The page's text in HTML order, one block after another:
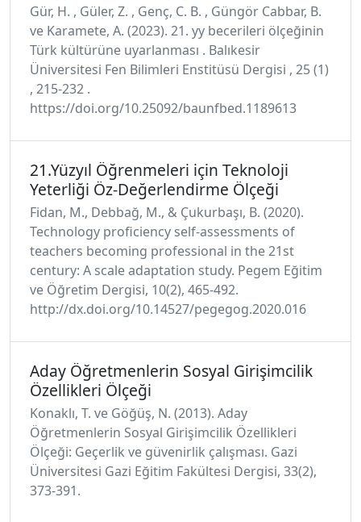
Gür, H. , Güler, Z. , Genç, C. B. , Güngör Cabbar, B.
ve Karamete, A. (2023). 21. yy becerileri ölçeğinin
Türk kültürüne uyarlanması . Balıkesir
Üniversitesi Fen Bilimleri Enstitüsü Dergisi , 25 (1)
, 215-232 .
https://doi.org/10.25092/baunfbed.1189613
21.Yüzyıl Öğrenmeleri için Teknoloji
Yeterliği Öz-Değerlendirme Ölçeği
Fidan, M., Debbağ, M., & Çukurbaşı, B. (2020).
Technology proficiency self-assessments of
teachers becoming professional in the 21st
century: A scale adaptation study. Pegem Eğitim
ve Öğretim Dergisi, 10(2), 465-492.
http://dx.doi.org/10.14527/pegegog.2020.016
Aday Öğretmenlerin Sosyal Girişimcilik
Özellikleri Ölçeği
Konaklı, T. ve Göğüş, N. (2013). Aday
Öğretmenlerin Sosyal Girişimcilik Özellikleri
Ölçeği: Geçerlik ve güvenirlik çalışması. Gazi
Üniversitesi Gazi Eğitim Fakültesi Dergisi, 33(2),
373-391.